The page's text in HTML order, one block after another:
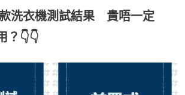
款洗衣機測試結果 貴唔一定
？👇👇